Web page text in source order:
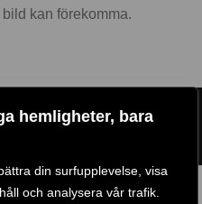
hemligheter, bara
din surfupplevelse, visa
och analysera vår trafik.
kan förekomma.
SKIVSTÅNGS-SET-4